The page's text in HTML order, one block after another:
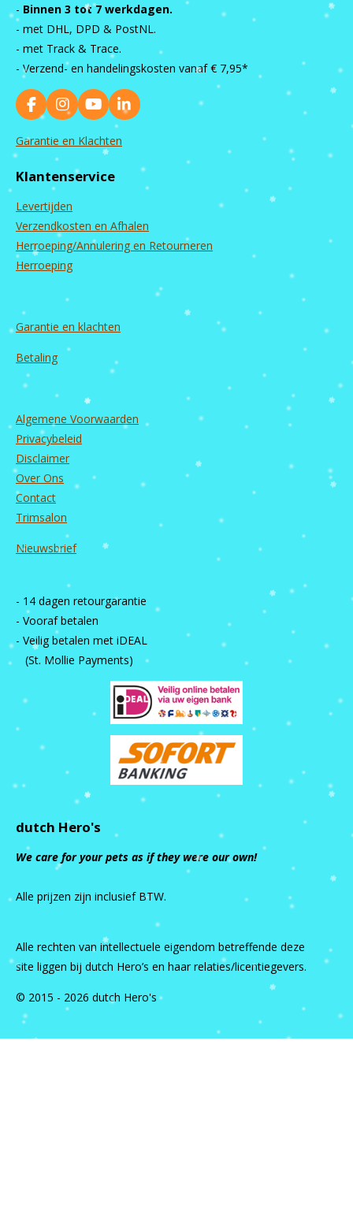
- Binnen 3 tot 7 werkdagen.
- met DHL, DPD & PostNL.
- met Track & Trace.
- Verzend- en handelingskosten vanaf € 7,95*
F
a
c
o
k
I
n
s
g
a
m
Y
o
u
b
L
i
Garantie en Klachten
Klantenservice
Levertijden
Verzendkosten en Afhalen
Herroeping/Annulering en Retourneren
Herroeping
Garantie en klachten
Betaling
Algemene Voorwaarden
Privacybeleid
Disclaimer
Over Ons
Contact
Trimsalon
Nieuwsbrief
- 14 dagen retourgarantie
- Vooraf betalen
- Veilig betalen met iDEAL
(St. Mollie Payments)
dutch Hero's
We care for your pets as if they were our own!
Alle prijzen zijn inclusief BTW.
Alle rechten van intellectuele eigendom betreffende deze
site liggen bij dutch Hero’s en haar relaties/licentiegevers.
© 2015 - 2026 dutch Hero's